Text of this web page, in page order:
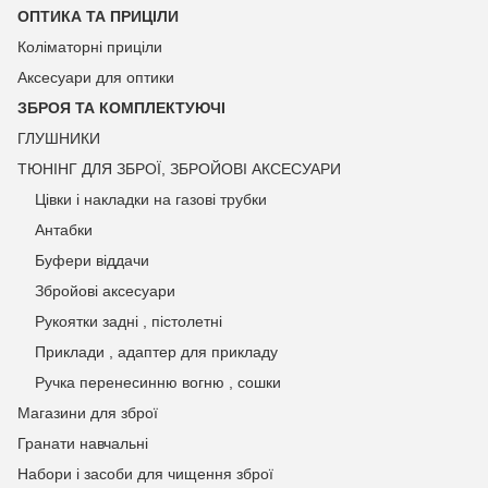
ОПТИКА ТА ПРИЦІЛИ
Коліматорні приціли
Аксесуари для оптики
ЗБРОЯ ТА КОМПЛЕКТУЮЧІ
ГЛУШНИКИ
ТЮНІНГ ДЛЯ ЗБРОЇ, ЗБРОЙОВІ АКСЕСУАРИ
Цівки і накладки на газові трубки
Антабки
Буфери віддачи
Збройові аксесуари
Рукоятки задні , пістолетні
Приклади , адаптер для прикладу
Ручка перенесинню вогню , сошки
Магазини для зброї
Гранати навчальні
Набори і засоби для чищення зброї